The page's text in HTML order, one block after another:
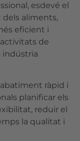
esdevé el
dels aliments,
eficient i
de
indústria
ràpid i
planificar els
reduir el
la qualitat i